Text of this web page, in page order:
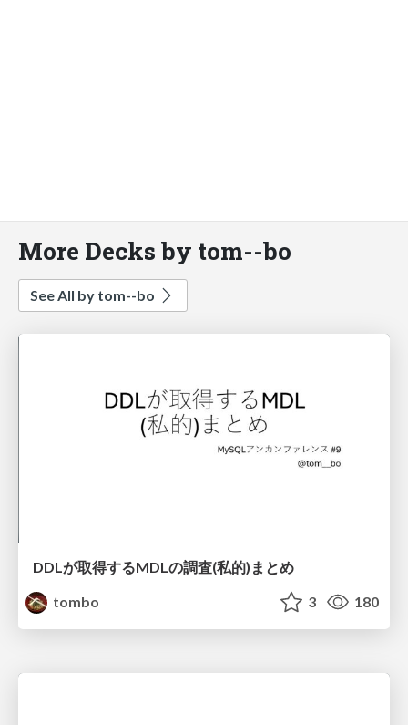
More Decks by tom--bo
See All by tom--bo
DDLが取得するMDLの調査(私的)まとめ
tombo
3 180